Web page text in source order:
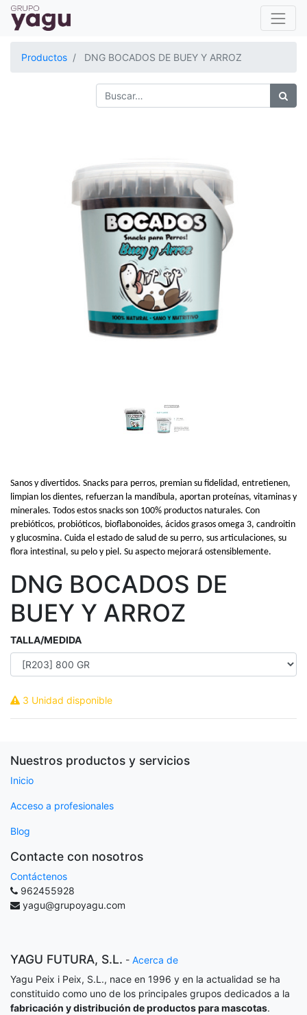
Productos DNG BOCADOS DE BUEY Y ARROZ
Sanos y divertidos. Snacks para perros, premian su fidelidad, entretienen,
limpian los dientes, refuerzan la mandíbula, aportan proteínas, vitaminas y
minerales. Todos estos snacks son 100% productos naturales. Con
prebióticos, probióticos, bioflabonoides, ácidos grasos omega 3, candroitin
y glucosmina. Cuida el estado de salud de su perro, sus articulaciones, su
flora intestinal, su pelo y piel. Su aspecto mejorará ostensiblemente.
DNG BOCADOS DE
BUEY Y ARROZ
TALLA/MEDIDA
3 Unidad disponible
Nuestros productos y servicios
Inicio
Acceso a profesionales
Blog
Contacte con nosotros
Contáctenos
962455928
yagu@grupoyagu.com
YAGU FUTURA, S.L. - Acerca de
Yagu Peix i Peix, S.L., nace en 1996 y en la actualidad se ha
constituido como uno de los principales grupos dedicados a la
fabricación y distribución de productos para mascotas.